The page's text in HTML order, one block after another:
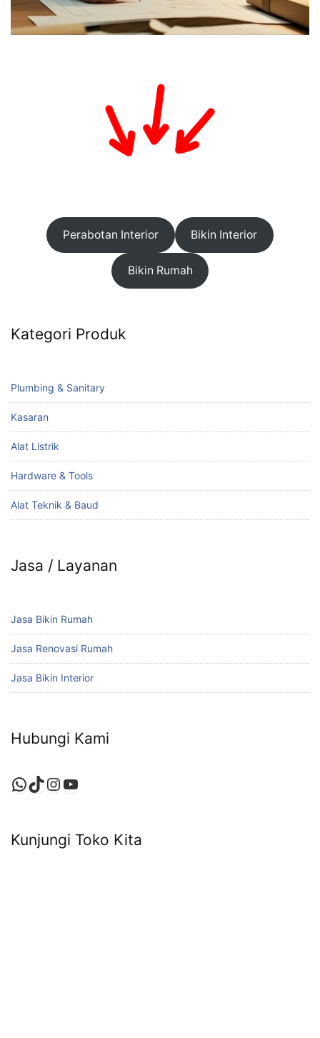
Perabotan Interior Bikin Interior
Bikin Rumah
Kategori Produk
Plumbing & Sanitary
Kasaran
Alat Listrik
Hardware & Tools
Alat Teknik & Baud
Jasa / Layanan
Jasa Bikin Rumah
Jasa Renovasi Rumah
Jasa Bikin Interior
Hubungi Kami
WhatsApp
TikTok
Instagram
YouTube
Kunjungi Toko Kita